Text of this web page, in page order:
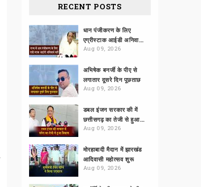
RECENT POSTS
धान पंजीकरण के लिए
एग्रीस्टाक आईडी अनिवार्य नहीं
Aug 09, 2026
अभिषेक बनर्जी के पीए से
लगातार दूसरे दिन पूछताछ
Aug 09, 2026
डबल इंजन सरकार की में
छत्तीसगढ़ का तेजी से हुआ विकास
Aug 09, 2026
मोरहाबादी मैदान में झारखंड
आदिवासी महोत्सव शुरू
Aug 09, 2026